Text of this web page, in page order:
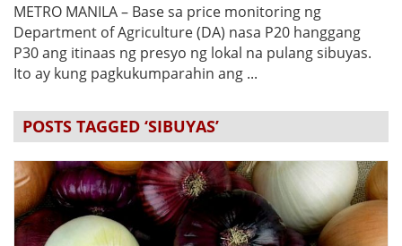
METRO MANILA – Base sa price monitoring ng
Department of Agriculture (DA) nasa P20 hanggang
P30 ang itinaas ng presyo ng lokal na pulang sibuyas.
Ito ay kung pagkukumparahin ang ...
POSTS TAGGED ‘SIBUYAS’